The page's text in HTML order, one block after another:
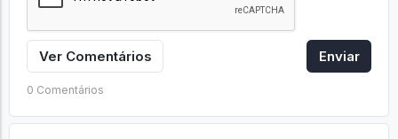
Ver Comentários Enviar
0 Comentários